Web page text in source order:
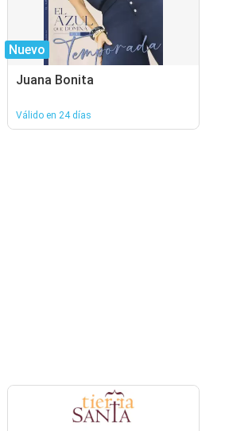
Nuevo
Juana Bonita
Válido en 24 días